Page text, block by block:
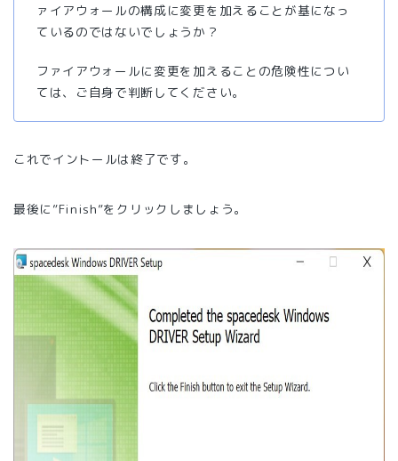
ァイアウォールの構成に変更を加えることが基になっ
ているのではないでしょうか？
ファイアウォールに変更を加えることの危険性につい
ては、ご自身で判断してください。
これでイントールは終了です。
最後に”Finish”をクリックしましょう。